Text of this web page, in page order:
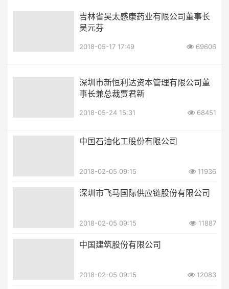
吉林省吴太感康药业有限公司董事长
吴元芬
2018-05-17 17:49 69606
深圳市新恒利达资本管理有限公司董
事长兼总裁贾君新
2018-05-24 15:31 68451
中国石油化工股份有限公司
2018-02-05 09:15 11936
深圳市飞马国际供应链股份有限公司
2018-02-05 09:15 11887
中国建筑股份有限公司
2018-02-05 09:15 12083